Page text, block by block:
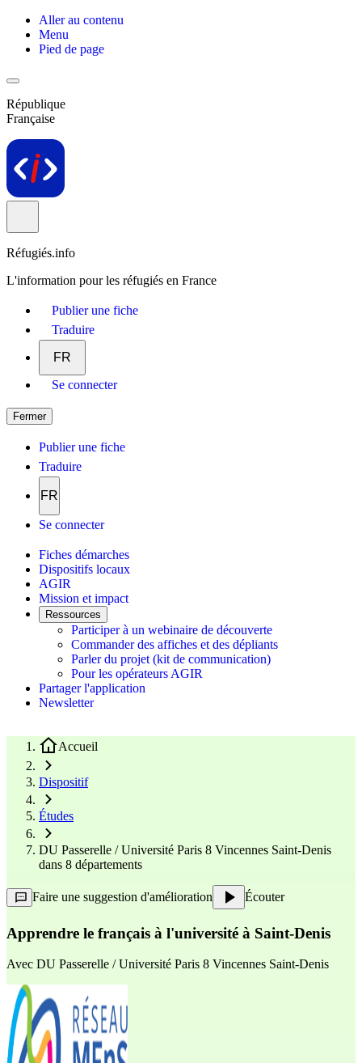
Aller au contenu
Menu
Pied de page
République
Française
Réfugiés.info
L'information pour les réfugiés en France
Publier une fiche
Traduire
FR
Se connecter
Fermer
Publier une fiche
Traduire
FR
Se connecter
Fiches démarches
Dispositifs locaux
AGIR
Mission et impact
Ressources
Participer à un webinaire de découverte
Commander des affiches et des dépliants
Parler du projet (kit de communication)
Pour les opérateurs AGIR
Partager l'application
Newsletter
Accueil
Dispositif
Études
DU Passerelle / Université Paris 8 Vincennes Saint-Denis
dans 8 départements
Faire une suggestion d'amélioration Écouter
Apprendre le français à l'université à Saint-Denis
Avec DU Passerelle / Université Paris 8 Vincennes Saint-Denis